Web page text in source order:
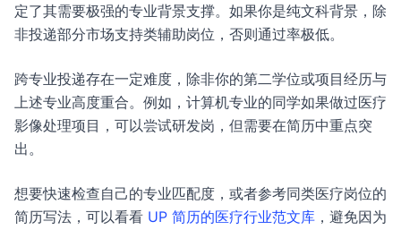
定了其需要极强的专业背景支撑。如果你是纯文科背景，除
非投递部分市场支持类辅助岗位，否则通过率极低。
跨专业投递存在一定难度，除非你的第二学位或项目经历与
上述专业高度重合。例如，计算机专业的同学如果做过医疗
影像处理项目，可以尝试研发岗，但需要在简历中重点突
出。
想要快速检查自己的专业匹配度，或者参考同类医疗岗位的
简历写法，可以看看 UP 简历的医疗行业范文库 ，避免因为